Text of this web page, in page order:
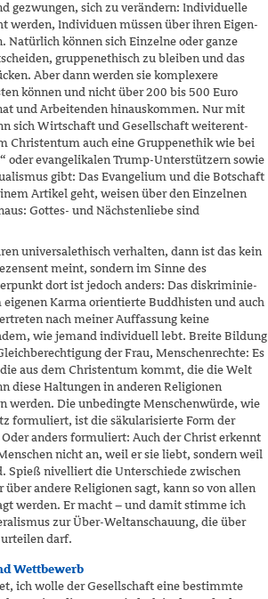
gezwungen, sich zu verändern: Individuelle
werden, Individuen müssen über ihren Eigen­
Natürlich können sich Einzelne oder ganze
gruppen­ethisch zu bleiben und das
Aber dann werden sie komplexere
können und nicht über 200 bis 500 Euro
und Arbeitenden hinauskommen. Nur mit
sich Wirtschaft und Gesellschaft weiterent­
Christentum auch eine Gruppenethik wie bei
oder evangelikalen Trump-Unterstützern sowie
gibt: Das Evangelium und die Botschaft
Artikel geht, weisen über den Einzelnen
Gottes- und Nächstenliebe sind
universalethisch verhalten, dann ist das kein
meint, sondern im Sinne des
dort ist jedoch anders: Das diskrimi­nie­
eigenen Karma orientierte Buddhisten und auch
nach meiner Auffassung keine
wie jemand individuell lebt. Breite Bil­dung
der Frau, Menschen­rechte: Es
aus dem Christentum kommt, die die Welt
diese Haltungen in anderen Religio­nen
werden. Die unbedingte Menschenwürde, wie
formuliert, ist die säkularisierte Form der
anders formuliert: Auch der Christ erkennt
nicht an, weil er sie liebt, sondern weil
Spieß nivelliert die Unterschiede zwi­schen
über andere Religionen sagt, kann so von allen
werden. Er macht ­– und damit stimme ich
zur Über-Weltanschauung, die über
darf.
Wettbewerb
ich wolle der Gesellschaft eine bestimmte